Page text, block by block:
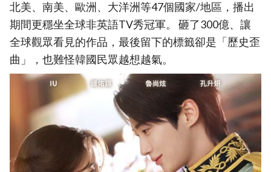
北美、南美、歐洲、大洋洲等47個國家/地區，播出
期間更穩坐全球非英語TV秀冠軍。 砸了300億、讓
全球觀眾看見的作品，最後留下的標籤卻是「歷史歪
曲」，也難怪韓國民眾越想越氣。